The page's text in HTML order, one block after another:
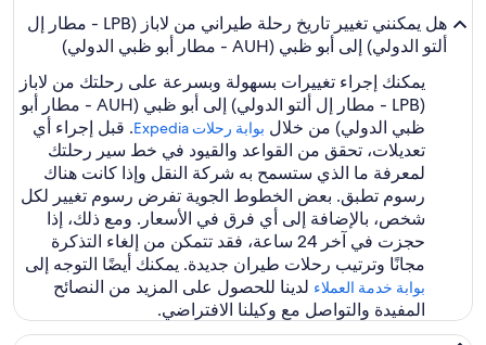
هل يمكنني تغيير تاريخ رحلة طيراني من لاباز (LPB - مطار إل
ألتو الدولي) إلى أبو ظبي (AUH - مطار أبو ظبي الدولي)
يمكنك إجراء تغييرات بسهولة وبسرعة على رحلتك من لاباز
(LPB - مطار إل ألتو الدولي) إلى أبو ظبي (AUH - مطار أبو
ظبي الدولي) من خلال بوابة رحلات Expedia‏
. قبل إجراء أي
تعديلات، تحقق من القواعد والقيود في خط سير رحلتك
لمعرفة ما الذي ستسمح به شركة النقل وإذا كانت هناك
رسوم تطبق. بعض الخطوط الجوية تفرض رسوم تغيير لكل
شخص، بالإضافة إلى أي فرق في الأسعار. ومع ذلك، إذا
حجزت في آخر 24 ساعة، فقد تتمكن من إلغاء التذكرة
مجانًا وترتيب رحلات طيران جديدة. يمكنك أيضًا التوجه إلى
بوابة خدمة العملاء لدينا للحصول على المزيد من النصائح
المفيدة والتواصل مع وكيلنا الافتراضي.